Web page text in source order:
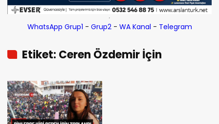
WhatsApp Grup1 - Grup2- WA Kanal - Telegram
Etiket: Ceren Özdemir İçin
Kişi Yürüdü